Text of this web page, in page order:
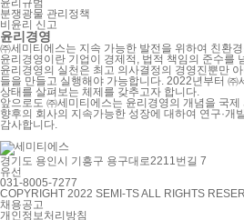
윤리규범
분쟁광물 관리정책
비윤리 신고
윤리경영
㈜세미티에스는 지속 가능한 발전을 위하여 친환
윤리경영이란 기업이 경제적, 법적 책임의 준수를
윤리경영의 실천은 최고 의사결정의 경영진뿐만
들을 만들고 실행해야 가능합니다. 2022년부터
상태를 살펴보는 체제를 갖추고자 합니다.
앞으로도 ㈜세미티에스는 윤리경영의 개념을 국
향후의 회사의 지속가능한 성장에 대하여 연구·
감사합니다.
경기도 용인시 기흥구 용구대로2211번길 7
유선
031-8005-7277
COPYRIGHT 2022 SEMI-TS ALL RIGHTS
채용공고
개인정보처리방침